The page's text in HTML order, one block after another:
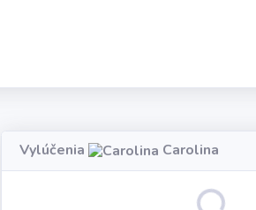
Vylúčenia Carolina
Loading...